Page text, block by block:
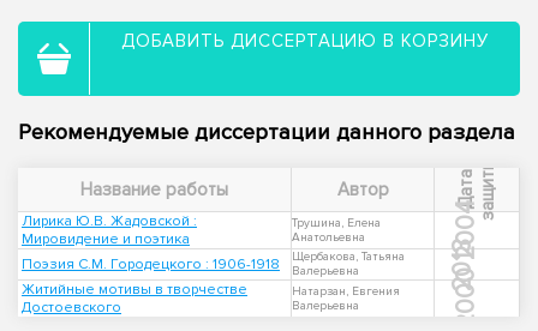
ДОБАВИТЬ ДИССЕРТАЦИЮ В КОРЗИНУ
Рекомендуемые диссертации данного раздела
Название работы Автор Д
а
т
а
з
а
щ
и
т ы
Лирика Ю.В. Жадовской :
Мировидение и поэтика
Трушина, Елена
Анатольевна
2004
Поэзия С.М. Городецкого : 1906-1918
Щербакова, Татьяна
Валерьевна
2013
Житийные мотивы в творчестве
Достоевского
Натарзан, Евгения
Валерьевна
2000